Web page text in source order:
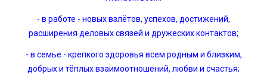
- в работе - новых взлётов, успехов, достижений,
расширения деловых связей и дружеских контактов;
- в семье - крепкого здоровья всем родным и близким,
добрых и тёплых взаимоотношений, любви и счастья;